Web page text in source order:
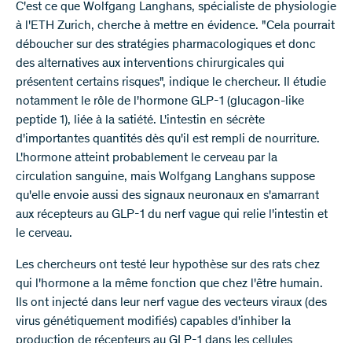
C'est ce que Wolfgang Langhans, spécialiste de physiologie
à l'ETH Zurich, cherche à mettre en évidence. "Cela pourrait
déboucher sur des stratégies pharmacologiques et donc
des alternatives aux interventions chirurgicales qui
présentent certains risques", indique le chercheur. Il étudie
notamment le rôle de l'hormone GLP-1 (glucagon-like
peptide 1), liée à la satiété. L'intestin en sécrète
d'importantes quantités dès qu'il est rempli de nourriture.
L'hormone atteint probablement le cerveau par la
circulation sanguine, mais Wolfgang Langhans suppose
qu'elle envoie aussi des signaux neuronaux en s'amarrant
aux récepteurs au GLP-1 du nerf vague qui relie l'intestin et
le cerveau.
Les chercheurs ont testé leur hypothèse sur des rats chez
qui l'hormone a la même fonction que chez l'être humain.
Ils ont injecté dans leur nerf vague des vecteurs viraux (des
virus génétiquement modifiés) capables d'inhiber la